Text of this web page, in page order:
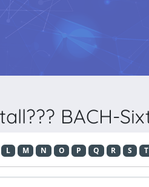
BACH-
L M N O P Q R S T